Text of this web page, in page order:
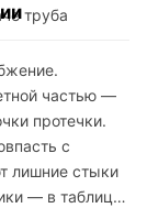
труба
частью —
протечки.
с
лишние стыки
— в таблице